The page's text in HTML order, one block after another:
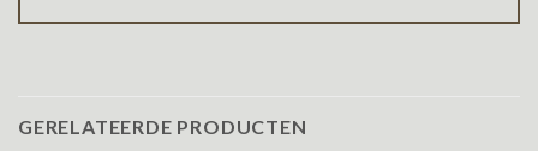
GERELATEERDE PRODUCTEN